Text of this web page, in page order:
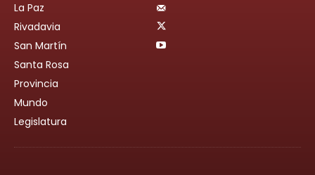
La Paz
Rivadavia
San Martín
Santa Rosa
Provincia
Mundo
Legislatura